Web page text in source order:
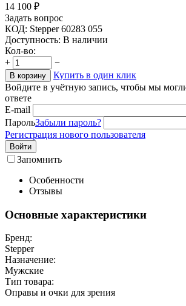
14 100 ₽
Задать вопрос
КОД: Stepper 60283 055
Доступность: В наличии
Кол-во:
+
−
В корзину
Купить в один клик
Войдите в учётную запись, чтобы мы
ответе
E-mail
ПарольЗабыли пароль?
Регистрация нового пользователя
Войти
Запомнить
Особенности
Отзывы
Основные характеристики
Бренд:
Stepper
Назначение:
Мужские
Тип товара:
Оправы и очки для зрения